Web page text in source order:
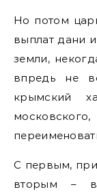
Но потом
выплат дани
земли,
впредь не
крымский
С первым, при
вторым –